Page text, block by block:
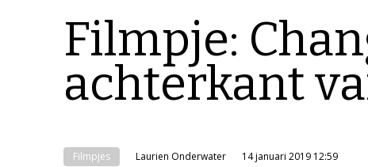
Filmpje:
achterkant
Filmpjes Laurien Onderwater 14 januari 2019 12:59